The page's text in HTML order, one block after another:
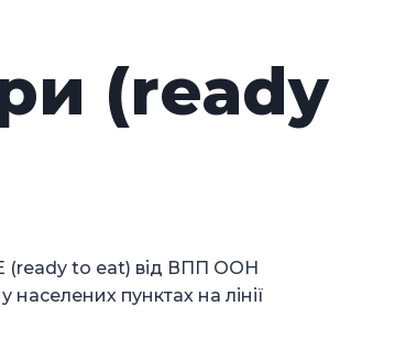
(ready
(ready to eat) від ВПП ООН
пунктах на лінії